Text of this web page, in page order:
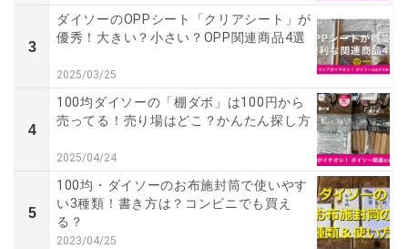
3
ダイソーのOPPシート「クリアシート」が
優秀！大きい？小さい？OPP関連商品4選
2025/03/25
4
100均ダイソーの「棚ダボ」は100円から
売ってる！売り場はどこ？かんたん探し方
2025/04/24
5
100均・ダイソーのお布施封筒で使いやす
い3種類！書き方は？コンビニでも買え
る？
2023/04/25